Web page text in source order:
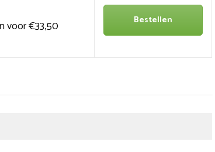
voor €33,50 Bestellen